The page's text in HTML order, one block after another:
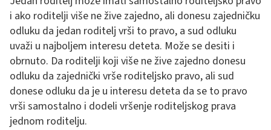
i ako roditelji više ne žive zajedno, ali donesu zajedničku
odluku da jedan roditelj vrši to pravo, a sud odluku
uvaži u najboljem interesu deteta. Može se desiti i
obrnuto. Da roditelji koji više ne žive zajedno donesu
odluku da zajednički vrše roditeljsko pravo, ali sud
donese odluku da je u interesu deteta da se to pravo
vrši samostalno i dodeli vršenje roditeljskog prava
jednom roditelju.